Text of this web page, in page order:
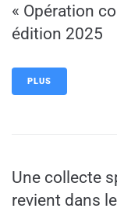
« Opération
édition 2025
PLUS
Une collecte
revient dans